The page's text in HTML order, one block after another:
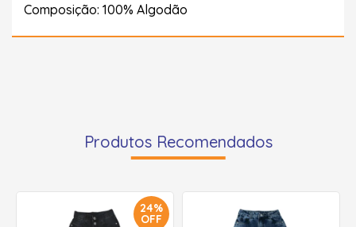
Composição: 100% Algodão
Produtos Recomendados
24%
OFF